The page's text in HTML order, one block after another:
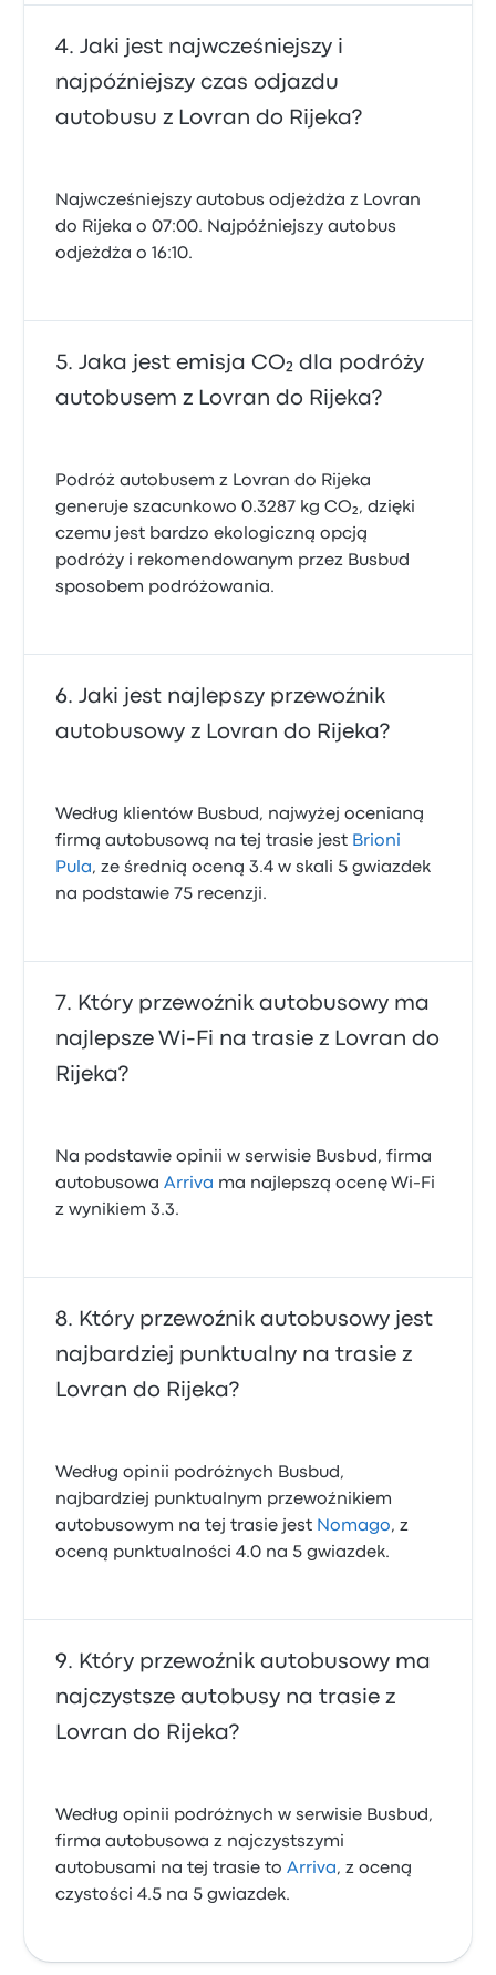
Jaki jest najwcześniejszy i
najpóźniejszy czas odjazdu
autobusu z Lovran do Rijeka?
Najwcześniejszy autobus odjeżdża z Lovran
do Rijeka o 07:00. Najpóźniejszy autobus
odjeżdża o 16:10.
Jaka jest emisja CO₂ dla podróży
autobusem z Lovran do Rijeka?
Podróż autobusem z Lovran do Rijeka
generuje szacunkowo 0.3287 kg CO₂, dzięki
czemu jest bardzo ekologiczną opcją
podróży i rekomendowanym przez Busbud
sposobem podróżowania.
Jaki jest najlepszy przewoźnik
autobusowy z Lovran do Rijeka?
Według klientów Busbud, najwyżej ocenianą
firmą autobusową na tej trasie jest Brioni
Pula, ze średnią oceną 3.4 w skali 5 gwiazdek
na podstawie 75 recenzji.
Który przewoźnik autobusowy ma
najlepsze Wi‑Fi na trasie z Lovran do
Rijeka?
Na podstawie opinii w serwisie Busbud, firma
autobusowaArriva ma najlepszą ocenę Wi-Fi
z wynikiem 3.3.
Który przewoźnik autobusowy jest
najbardziej punktualny na trasie z
Lovran do Rijeka?
Według opinii podróżnych Busbud,
najbardziej punktualnym przewoźnikiem
autobusowym na tej trasie jest Nomago, z
oceną punktualności 4.0 na 5 gwiazdek.
Który przewoźnik autobusowy ma
najczystsze autobusy na trasie z
Lovran do Rijeka?
Według opinii podróżnych w serwisie Busbud,
firma autobusowa z najczystszymi
autobusami na tej trasie toArriva, z oceną
czystości 4.5 na 5 gwiazdek.